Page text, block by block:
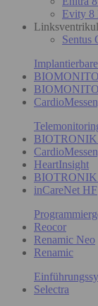
Evity 8
Sentus
BIOTRONIK
HeartInsight
BIOTRONIK
inCareNet HF
Reocor
Renamic Neo
Renamic
Selectra